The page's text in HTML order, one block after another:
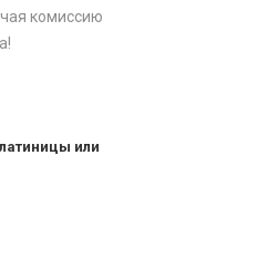
комиссию
или